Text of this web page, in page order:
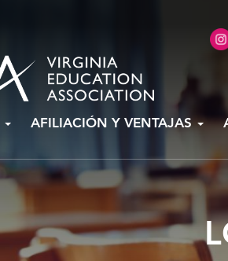
AFILIACIÓN Y VENTAJAS